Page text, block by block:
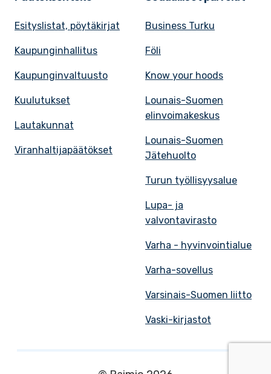
Esityslistat, pöytäkirjat
Kaupunginhallitus
Kaupunginvaltuusto
Kuulutukset
Lautakunnat
Viranhaltijapäätökset
Business Turku
Föli
Know your hoods
Lounais-Suomen
elinvoimakeskus
Lounais-Suomen
Jätehuolto
Turun työllisyysalue
Lupa- ja
valvontavirasto
Varha - hyvinvointialue
Varha-sovellus
Varsinais-Suomen liitto
Vaski-kirjastot